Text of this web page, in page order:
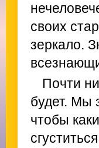
своих
зеркало.
Почти
будет. Мы
чтобы